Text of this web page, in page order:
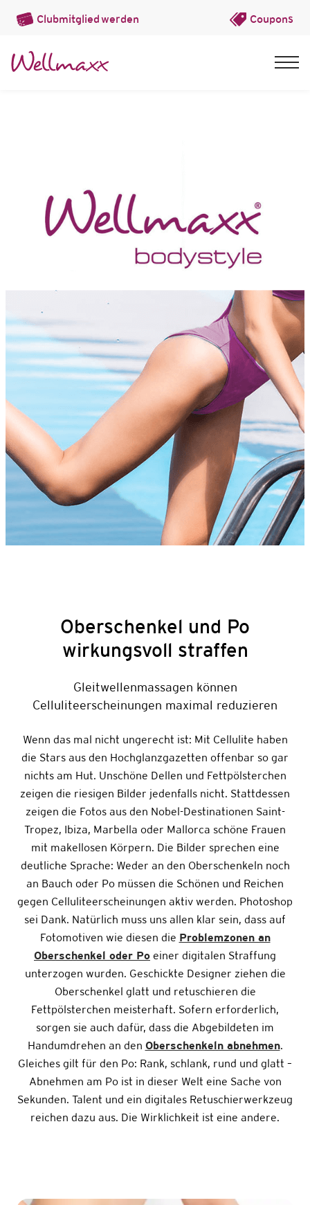
Clubmitgliedwerden Coupons
Oberschenkel und Po
wirkungsvoll straffen
Gleitwellenmassagen können
Celluliteerscheinungen maximal reduzieren
Wenn das mal nicht ungerecht ist: Mit Cellulite haben
die Stars aus den Hochglanzgazetten offenbar so gar
nichts am Hut. Unschöne Dellen und Fettpölsterchen
zeigen die riesigen Bilder jedenfalls nicht. Stattdessen
zeigen die Fotos aus den Nobel-Destinationen Saint-
Tropez, Ibiza, Marbella oder Mallorca schöne Frauen
mit makellosen Körpern. Die Bilder sprechen eine
deutliche Sprache: Weder an den Oberschenkeln noch
an Bauch oder Po müssen die Schönen und Reichen
gegen Celluliteerscheinungen aktiv werden. Photoshop
sei Dank. Natürlich muss uns allen klar sein, dass auf
Fotomotiven wie diesen die Problemzonen an
Oberschenkel oder Po einer digitalen Straffung
unterzogen wurden. Geschickte Designer ziehen die
Oberschenkel glatt und retuschieren die
Fettpölsterchen meisterhaft. Sofern erforderlich,
sorgen sie auch dafür, dass die Abgebildeten im
Handumdrehen an den Oberschenkeln abnehmen.
Gleiches gilt für den Po: Rank, schlank, rund und glatt –
Abnehmen am Po ist in dieser Welt eine Sache von
Sekunden. Talent und ein digitales Retuschierwerkzeug
reichen dazu aus. Die Wirklichkeit ist eine andere.